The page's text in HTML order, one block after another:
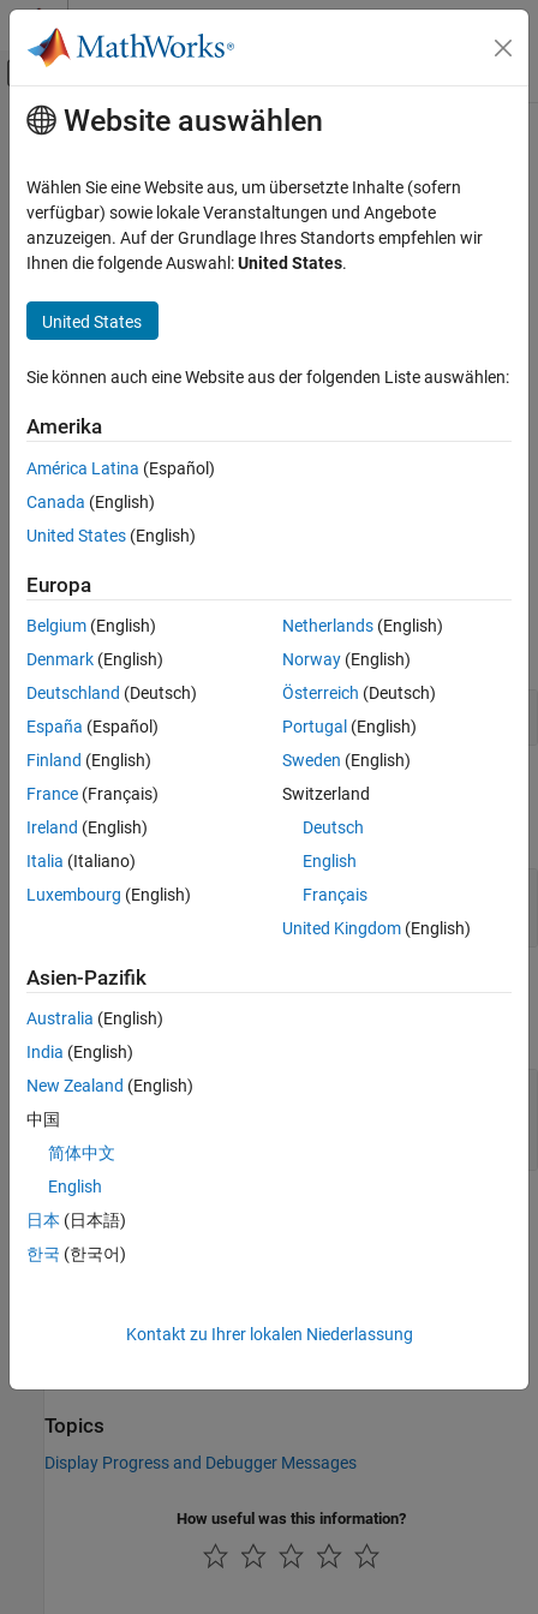
Weiter zum Inhalt
Umschaltung für Off-Canvas-
Startseite der Dokumentation
MATLAB Report Generator
Report Generator Development
Report Generator Creation
formatAsHTML
Description
Examples
Input Arguments
Output Arguments
Version History
Hauptinhalt
formatAsHTML
Class:mlreportgen.dom.ProgressMessage
Namespace:mlreportgen.dom
expand all in page
Syntax
Description
htmlMessageOut = formatAsHTML(
text formatted with HTML tags.
Examples
expand all
Format a Message as HTML
Input Arguments
expand all
message—Progress message
Output Arguments
expand all
htmlMessageOut
Version History
Introduced in R2014b
Topics
Display Progress and Debugger Messages
How useful was this information?
Website auswählen
Wählen Sie eine Website aus, um übersetzte Inhalte (sofern
verfügbar) sowie lokale Veranstaltungen und Angebote
anzuzeigen. Auf der Grundlage Ihres Standorts empfehlen wir
Ihnen die folgende Auswahl:United States.
United States
Sie können auch eine Website aus der folgenden Liste auswählen:
Amerika
América Latina (Español)
Canada (English)
United States (English)
Europa
Belgium (English)
Denmark (English)
Deutschland (Deutsch)
España (Español)
Finland (English)
France (Français)
Ireland (English)
Italia (Italiano)
Luxembourg (English)
Netherlands(English)
Norway(English)
Österreich (Deutsch)
Portugal (English)
Sweden (English)
Switzerland
Deutsch
English
Français
United Kingdom(English)
Asien-Pazifik
Australia (English)
India (English)
New Zealand (English)
中国
简体中文
English
日本 (日本語)
한국 (한국어)
Kontakt zu Ihrer lokalen Niederlassung